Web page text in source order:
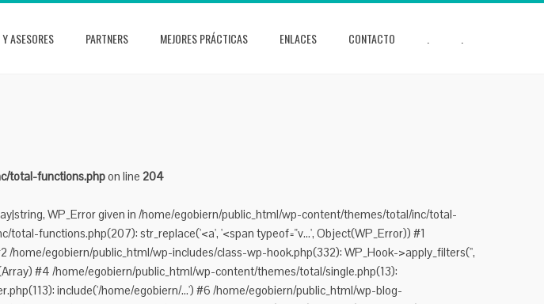
ASESORES PARTNERS MEJORES PRÁCTICAS ENLACES CONTACTO
total-functions.phpon line 204
WP_Error given in /home/egobiern/public_html/wp-content/themes/total/inc/total-
functions.php(207): str_replace('<a', '<span typeof="v...', Object(WP_Error)) #1
egobiern/public_html/wp-includes/class-wp-hook.php(332): WP_Hook->apply_filters('',
#4 /home/egobiern/public_html/wp-content/themes/total/single.php(13):
include('/home/egobiern/...') #6 /home/egobiern/public_html/wp-blog-